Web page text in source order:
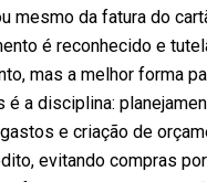
mesmo da fatura do
é reconhecido e
mas a melhor forma
é a disciplina:
e criação de
evitando compras